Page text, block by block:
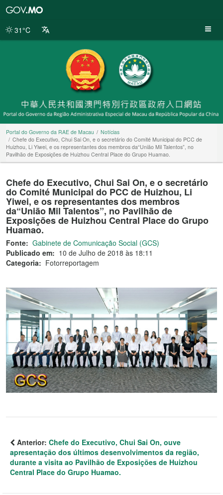
da
31°C
Portal do Governo da RAE de Macau
Notícias
Chefe do Executivo, Chui Sai On, e o secretário do Comité Municipal do PCC de
Huizhou, Li Yiwei, e os representantes dos membros da“União Mil Talentos”, no
Pavilhão de Exposições de Huizhou Central Place do Grupo Huamao.
Chefe do Executivo, Chui Sai On, e o secretário
do Comité Municipal do PCC de Huizhou, Li
Yiwei, e os representantes dos membros
da“União Mil Talentos”, no Pavilhão de
Exposições de Huizhou Central Place do Grupo
Huamao.
Fonte: Gabinete de Comunicação Social (GCS)
Publicado em: 10 de Julho de 2018 às 18:11
Categoria: Fotorreportagem
Anterior: Chefe do Executivo, Chui Sai On, ouve
apresentação dos últimos desenvolvimentos da região,
durante a visita ao Pavilhão de Exposições de Huizhou
Central Place do Grupo Huamao.